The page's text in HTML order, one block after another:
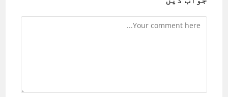
Comment